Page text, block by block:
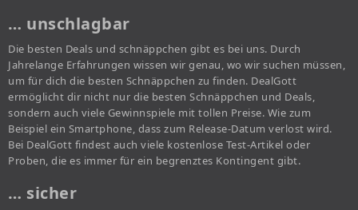
… unschlagbar
Die besten Deals und schnäppchen gibt es bei uns. Durch
Jahrelange Erfahrungen wissen wir genau, wo wir suchen müssen,
um für dich die besten Schnäppchen zu finden. DealGott
ermöglicht dir nicht nur die besten Schnäppchen und Deals,
sondern auch viele Gewinnspiele mit tollen Preise. Wie zum
Beispiel ein Smartphone, dass zum Release-Datum verlost wird.
Bei DealGott findest auch viele kostenlose Test-Artikel oder
Proben, die es immer für ein begrenztes Kontingent gibt.
… sicher